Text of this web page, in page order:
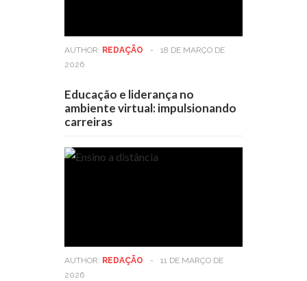
AUTHOR: REDAÇÃO -
18 DE MARÇO DE
2026
Educação e liderança no
ambiente virtual: impulsionando
carreiras
AUTHOR: REDAÇÃO -
11 DE MARÇO DE
2026